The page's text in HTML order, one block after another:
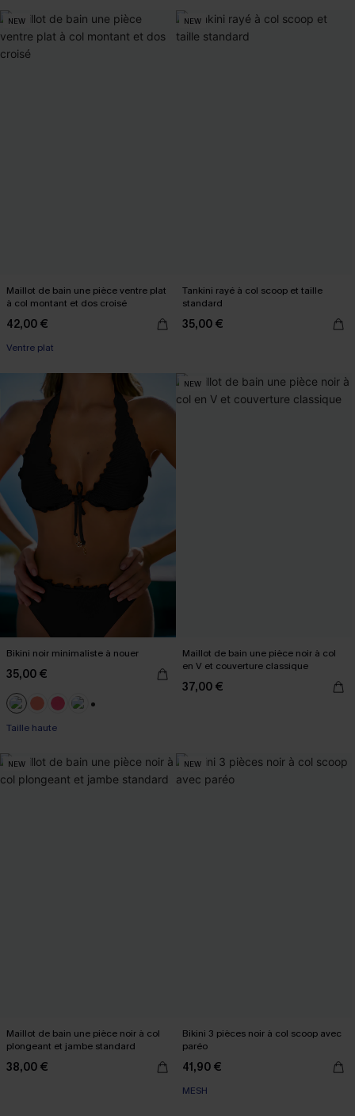
NEW
Maillot de bain une pièce ventre plat
à col montant et dos croisé
42,00 €
Ventre plat
NEW
Tankini rayé à col scoop et taille
standard
35,00 €
Bikini noir minimaliste à nouer
35,00 €
Taille haute
NEW
Maillot de bain une pièce noir à col
en V et couverture classique
37,00 €
NEW
Maillot de bain une pièce noir à col
plongeant et jambe standard
38,00 €
NEW
Bikini 3 pièces noir à col scoop avec
paréo
41,90 €
MESH